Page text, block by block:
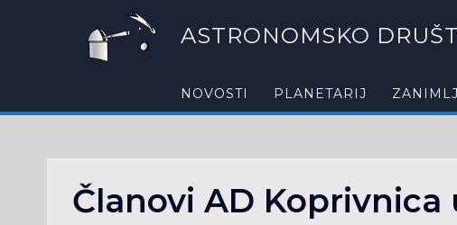
ASTRONOMSKO
NOVOSTI PLANETARIJ
Članovi AD Koprivnica